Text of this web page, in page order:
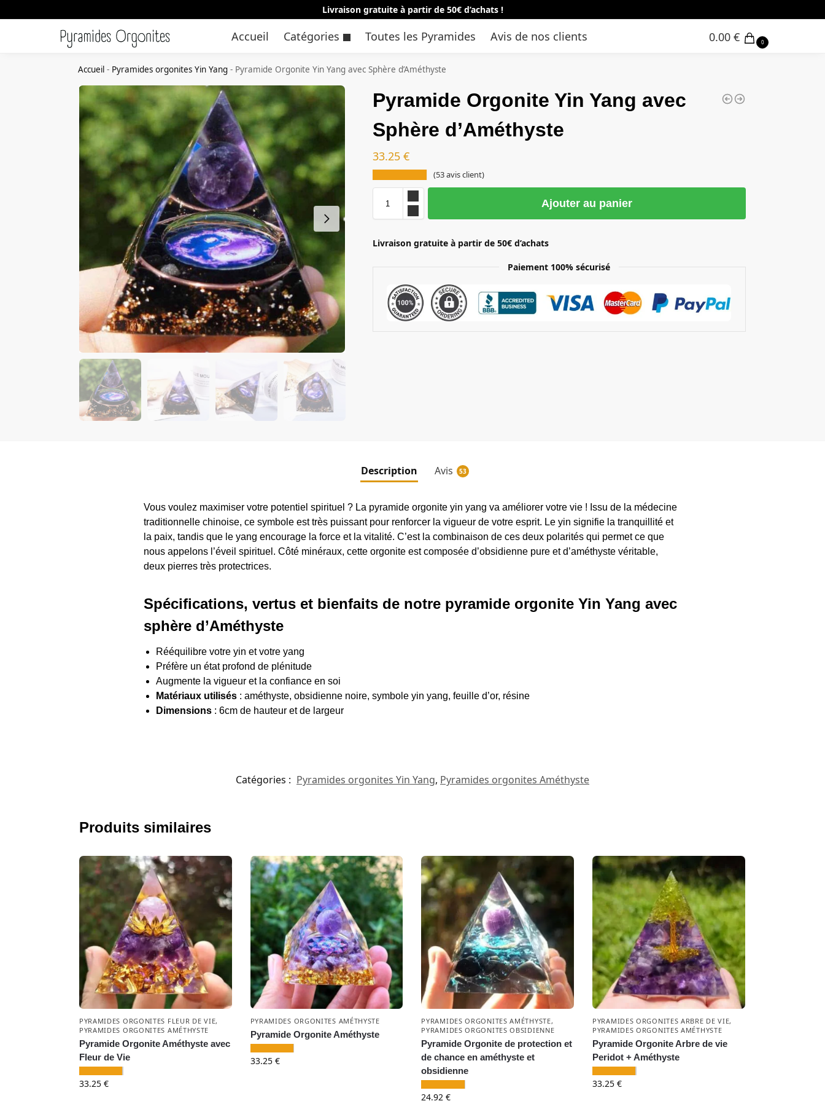
Livraison gratuite à partir de 50€ d’achats !
Accueil Catégories Toutes les Pyramides Avis de nos clients 0.00 € 0
Accueil - Pyramides orgonites Yin Yang - Pyramide Orgonite Yin Yang avec Sphère d’Améthyste
Pyramide Orgonite Yin Yang avec
Sphère d’Améthyste
33.25 €
(53avis client)
Ajouter au panier
Livraison gratuite à partir de 50€ d’achats
Paiement 100% sécurisé
Description Avis 53
Vous voulez maximiser votre potentiel spirituel ? La pyramide orgonite yin yang va améliorer votre vie ! Issu de la médecine
traditionnelle chinoise, ce symbole est très puissant pour renforcer la vigueur de votre esprit. Le yin signifie la tranquillité et
la paix, tandis que le yang encourage la force et la vitalité. C’est la combinaison de ces deux polarités qui permet ce que
nous appelons l’éveil spirituel. Côté minéraux, cette orgonite est composée d’obsidienne pure et d’améthyste véritable,
deux pierres très protectrices.
Spécifications, vertus et bienfaits de notre pyramide orgonite Yin Yang avec
sphère d’Améthyste
Rééquilibre votre yin et votre yang
Préfère un état profond de plénitude
Augmente la vigueur et la confiance en soi
Matériaux utilisés: améthyste, obsidienne noire, symbole yin yang, feuille d’or, résine
Dimensions: 6cm de hauteur et de largeur
Catégories : Pyramides orgonites Yin Yang, Pyramides orgonites Améthyste
Produits similaires
PYRAMIDES ORGONITES FLEUR DE VIE,
PYRAMIDES ORGONITES AMÉTHYSTE
Pyramide Orgonite Améthyste avec
Fleur de Vie
33.25 €
PYRAMIDES ORGONITES AMÉTHYSTE
Pyramide Orgonite Améthyste
33.25 €
PYRAMIDES ORGONITES AMÉTHYSTE,
PYRAMIDES ORGONITES OBSIDIENNE
Pyramide Orgonite de protection et
de chance en améthyste et
obsidienne
24.92€
PYRAMIDES ORGONITES ARBRE DE VIE,
PYRAMIDES ORGONITES AMÉTHYSTE
Pyramide Orgonite Arbre de vie
Peridot + Améthyste
33.25€